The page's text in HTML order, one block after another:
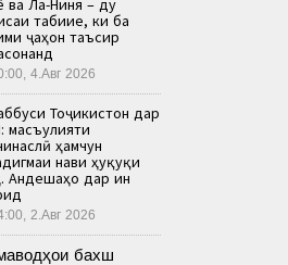
ва Ла-Ниня – ду
табиие, ки ба
ҷаҳон таъсир
4.Авг 2026
Тоҷикистон дар
масъулияти
ҳамчун
нави ҳуқуқи
Андешаҳо дар ин
2.Авг 2026
бахш